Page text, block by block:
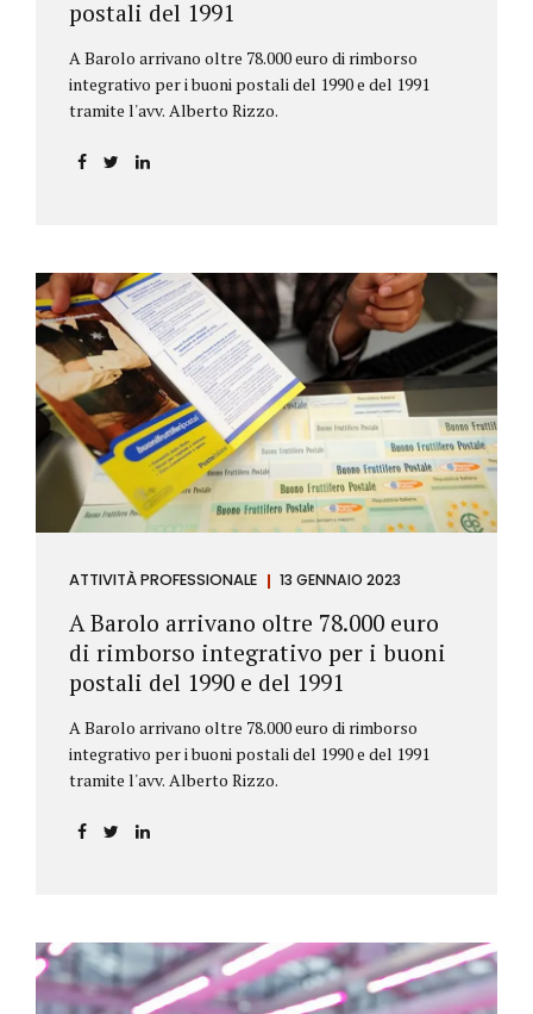
postali del 1991
A Barolo arrivano oltre 78.000 euro di rimborso
integrativo per i buoni postali del 1990 e del 1991
tramite l'avv. Alberto Rizzo.
ATTIVITÀ PROFESSIONALE 13 GENNAIO 2023
A Barolo arrivano oltre 78.000 euro
di rimborso integrativo per i buoni
postali del 1990 e del 1991
A Barolo arrivano oltre 78.000 euro di rimborso
integrativo per i buoni postali del 1990 e del 1991
tramite l'avv. Alberto Rizzo.